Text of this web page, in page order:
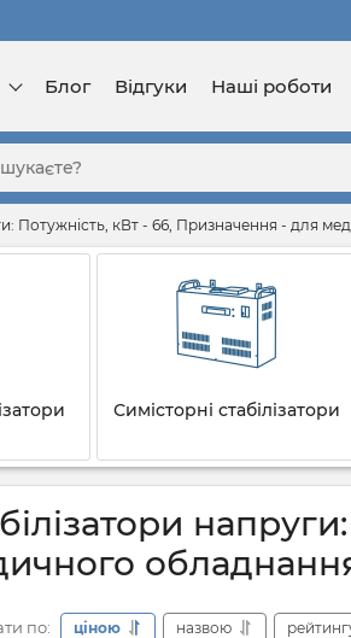
Блог Відгуки Наші роботи
Потужність, кВт - 66, Призначення - для
Симісторні стабілізатори
по: ціною назвою